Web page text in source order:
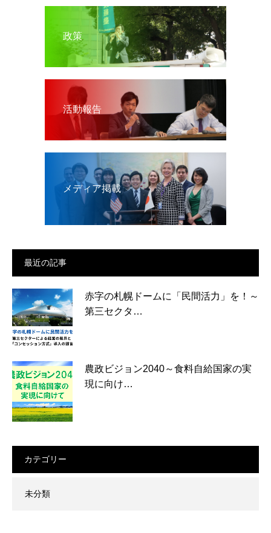
政策
活動報告
メディア掲載
最近の記事
赤字の札幌ドームに「民間活力」を！～
第三セクタ…
農政ビジョン2040～食料自給国家の実
現に向け…
カテゴリー
未分類